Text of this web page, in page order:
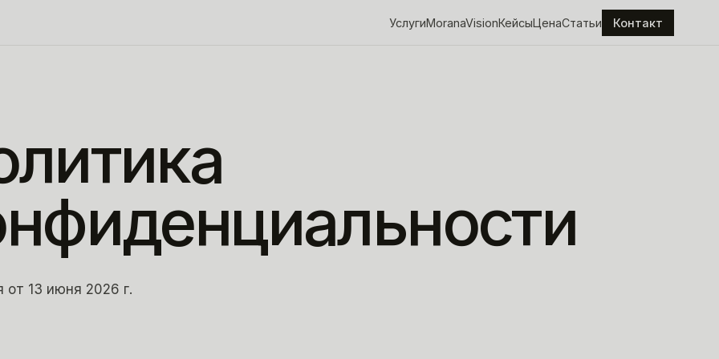
УслугиMoranaVisionКейсыЦенаСтатьи Контакт
от 13 июня 2026 г.